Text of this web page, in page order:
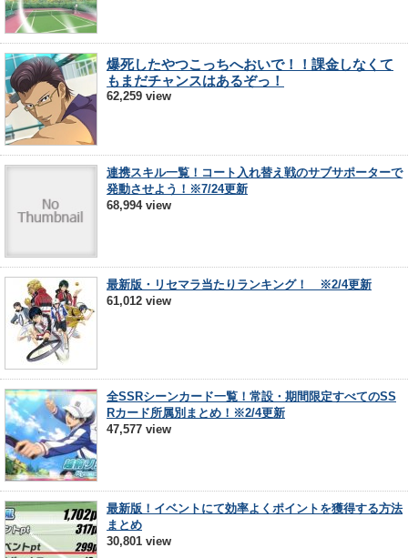
爆死したやつこっちへおいで！！課金しなくて
もまだチャンスはあるぞっ！
62,259 view
連携スキル一覧！コート入れ替え戦のサブサポーターで
発動させよう！※7/24更新
68,994 view
最新版・リセマラ当たりランキング！ ※2/4更新
61,012 view
全SSRシーンカード一覧！常設・期間限定すべてのSS
Rカード所属別まとめ！※2/4更新
47,577 view
最新版！イベントにて効率よくポイントを獲得する方法
まとめ
30,801 view